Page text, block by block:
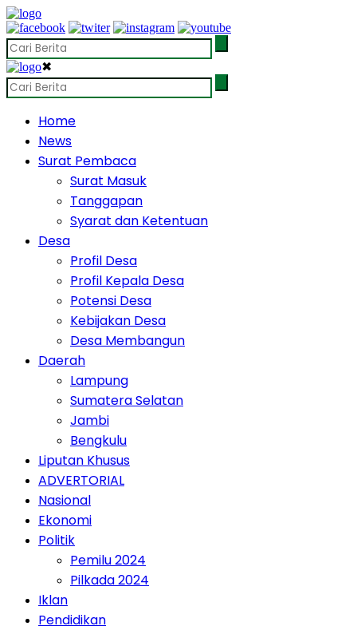
✖
Home
News
Surat Pembaca
Surat Masuk
Tanggapan
Syarat dan Ketentuan
Desa
Profil Desa
Profil Kepala Desa
Potensi Desa
Kebijakan Desa
Desa Membangun
Daerah
Lampung
Sumatera Selatan
Jambi
Bengkulu
Liputan Khusus
ADVERTORIAL
Nasional
Ekonomi
Politik
Pemilu 2024
Pilkada 2024
Iklan
Pendidikan